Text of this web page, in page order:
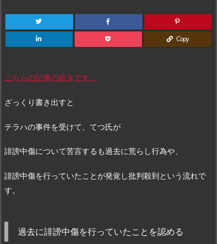
Copy
こちらの記事の続きです。
ざっくり書き出すと
テラハの事件を受けて、てつ氏が
誹謗中傷について苦言するも過去に荒らし行為や、
誹謗中傷を行っていたことが発覚し批判殺到という流れで
す。
過去に誹謗中傷を行っていたことを認める